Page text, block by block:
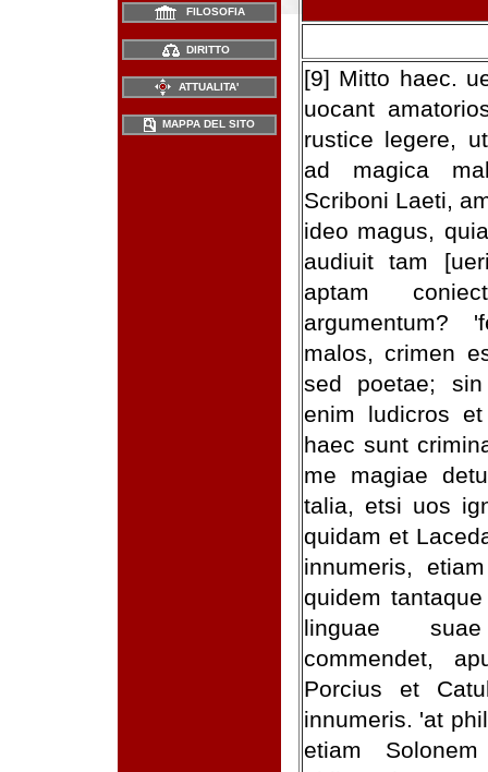
FILOSOFIA
DIRITTO
ATTUALITA'
MAPPA DEL SITO
[9] Mitto haec.
uocant
rustice legere,
ad magica
Scriboni Laeti,
ideo magus,
audiuit tam
aptam
argumentum?
malos, crimen
sed poetae;
enim ludicros
haec sunt
me magiae
talia, etsi uos
quidam et
innumeris,
quidem
linguae
commendet,
Porcius et
innumeris. 'at
etiam